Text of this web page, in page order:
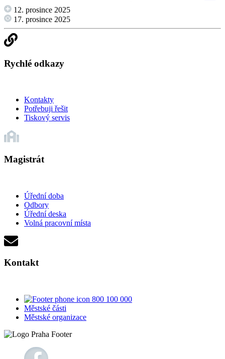
12. prosince 2025
17. prosince 2025
Rychlé odkazy
Kontakty
Potřebuji řešit
Tiskový servis
Magistrát
Úřední doba
Odbory
Úřední deska
Volná pracovní místa
Kontakt
800 100 000
Městské části
Městské organizace